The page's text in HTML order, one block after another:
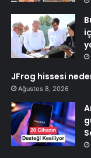
JFrog hissesi
Ağustos 8, 2026